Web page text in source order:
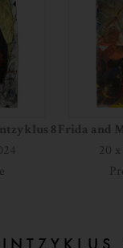
8 Frida and
20